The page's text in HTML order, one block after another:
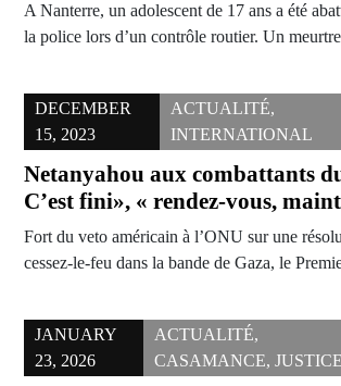
A Nanterre, un adolescent de 17 ans a été
la police lors d’un contrôle routier. Un
DECEMBER
15, 2023
ACTUALITÉ,
INTERNATIONAL
Netanyahou aux combattants
C’est fini», « rendez-vous,
Fort du veto américain à l’ONU sur une
cessez-le-feu dans la bande de Gaza, le
JANUARY
23, 2026
ACTUALITÉ,
CASAMANCE, JUSTICE